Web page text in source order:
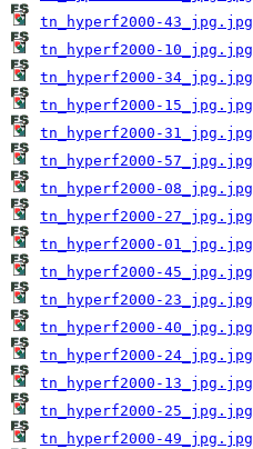
tn_hyperf2000-43_jpg.jpg
tn_hyperf2000-10_jpg.jpg
tn_hyperf2000-34_jpg.jpg
tn_hyperf2000-15_jpg.jpg
tn_hyperf2000-31_jpg.jpg
tn_hyperf2000-57_jpg.jpg
tn_hyperf2000-08_jpg.jpg
tn_hyperf2000-27_jpg.jpg
tn_hyperf2000-01_jpg.jpg
tn_hyperf2000-45_jpg.jpg
tn_hyperf2000-23_jpg.jpg
tn_hyperf2000-40_jpg.jpg
tn_hyperf2000-24_jpg.jpg
tn_hyperf2000-13_jpg.jpg
tn_hyperf2000-25_jpg.jpg
tn_hyperf2000-49_jpg.jpg